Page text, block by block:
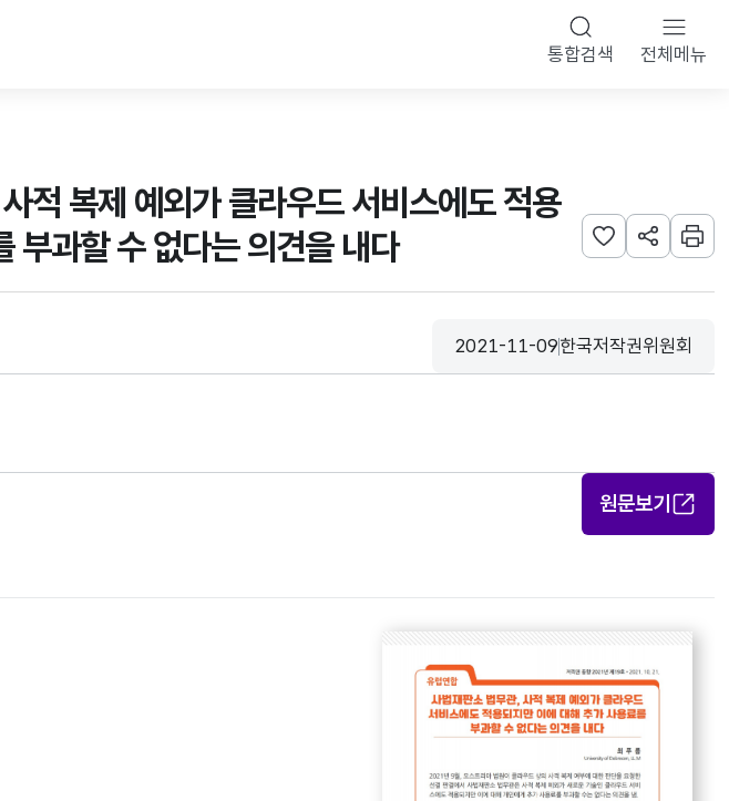
통합검색 전체메뉴
적 복제 예외가 클라우드 서비스에도 적용
부과할 수 없다는 의견을 내다
관심사 등록하기
URL 공유하
인쇄
등록일
2021-11-09
수집기관
한국저작권위원회
원문보기